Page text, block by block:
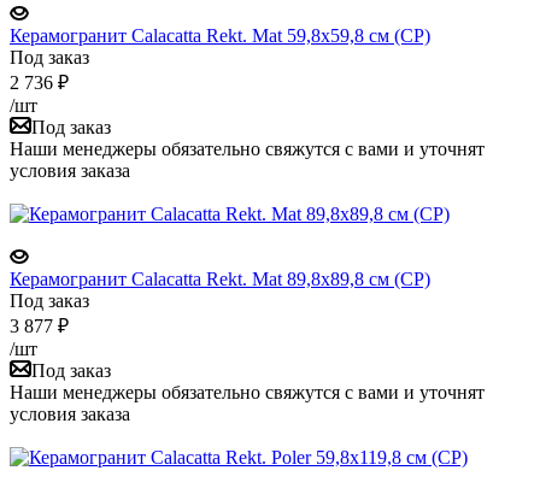
Керамогранит Calacatta Rekt. Mat 59,8x59,8 см (CP)
Под заказ
2 736 ₽
/шт
Под заказ
Наши менеджеры обязательно свяжутся с вами и уточнят
условия заказа
Керамогранит Calacatta Rekt. Mat 89,8x89,8 см (CP)
Под заказ
3 877 ₽
/шт
Под заказ
Наши менеджеры обязательно свяжутся с вами и уточнят
условия заказа